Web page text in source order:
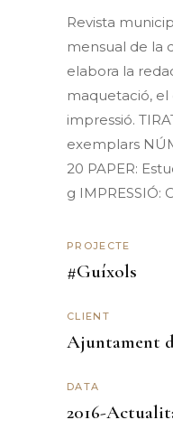
Revista
mensual de la
elabora la
maquetació, el
impressió.
exemplars
20 PAPER:
g IMPRESSIÓ:
PROJECTE
#Guíxols
CLIENT
Ajuntament
DATA
2016-